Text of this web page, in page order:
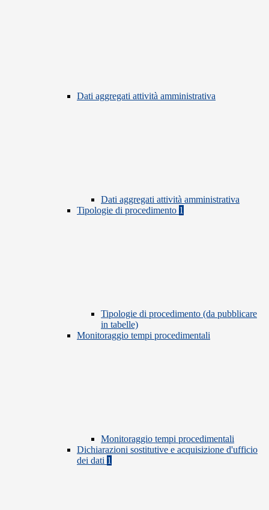
Dati aggregati attività amministrativa
Dati aggregati attività amministrativa
Tipologie di procedimento 1
Tipologie di procedimento (da pubblicare
in tabelle)
Monitoraggio tempi procedimentali
Monitoraggio tempi procedimentali
Dichiarazioni sostitutive e acquisizione d'ufficio
dei dati 1